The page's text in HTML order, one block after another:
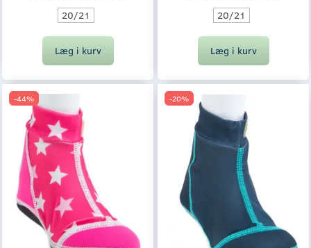
20/21
Læg i kurv
20/21
Læg i kurv
-44% -20%